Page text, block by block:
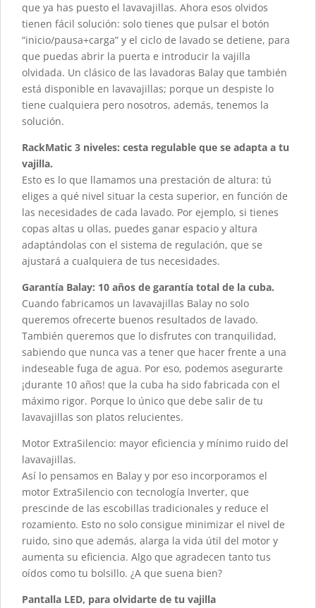
que ya has puesto el lavavajillas. Ahora esos olvidos
tienen fácil solución: solo tienes que pulsar el botón
“inicio/pausa+carga” y el ciclo de lavado se detiene, para
que puedas abrir la puerta e introducir la vajilla
olvidada. Un clásico de las lavadoras Balay que también
está disponible en lavavajillas; porque un despiste lo
tiene cualquiera pero nosotros, además, tenemos la
solución.
RackMatic 3 niveles: cesta regulable que se adapta a tu
vajilla.
Esto es lo que llamamos una prestación de altura: tú
eliges a qué nivel situar la cesta superior, en función de
las necesidades de cada lavado. Por ejemplo, si tienes
copas altas u ollas, puedes ganar espacio y altura
adaptándolas con el sistema de regulación, que se
ajustará a cualquiera de tus necesidades.
Garantía Balay: 10 años de garantía total de la cuba.
Cuando fabricamos un lavavajillas Balay no solo
queremos ofrecerte buenos resultados de lavado.
También queremos que lo disfrutes con tranquilidad,
sabiendo que nunca vas a tener que hacer frente a una
indeseable fuga de agua. Por eso, podemos asegurarte
¡durante 10 años! que la cuba ha sido fabricada con el
máximo rigor. Porque lo único que debe salir de tu
lavavajillas son platos relucientes.
Motor ExtraSilencio: mayor eficiencia y mínimo ruido del
lavavajillas.
Así lo pensamos en Balay y por eso incorporamos el
motor ExtraSilencio con tecnología Inverter, que
prescinde de las escobillas tradicionales y reduce el
rozamiento. Esto no solo consigue minimizar el nivel de
ruido, sino que además, alarga la vida útil del motor y
aumenta su eficiencia. Algo que agradecen tanto tus
oídos como tu bolsillo. ¿A que suena bien?
Pantalla LED, para olvidarte de tu vajilla